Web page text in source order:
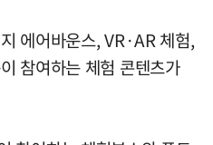
에어바운스, VR·AR 체험,
참여하는 체험 콘텐츠가